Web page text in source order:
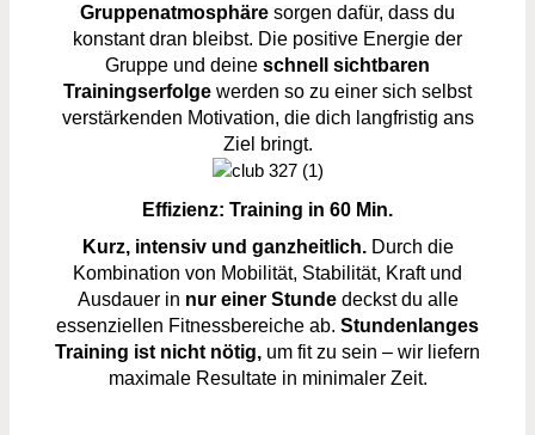
Gruppenatmosphäre sorgen dafür, dass du
konstant dran bleibst. Die positive Energie der
Gruppe und deine schnell sichtbaren
Trainingserfolge werden so zu einer sich selbst
verstärkenden Motivation, die dich langfristig ans
Ziel bringt.
Effizienz: Training in 60 Min
Kurz, intensiv und ganzheitlich.Durch die
Kombination von Mobilität, Stabilität, Kraft und
Ausdauer in nur einer Stundedeckst du alle
essenziellen Fitnessbereiche ab. Stundenlanges
Training ist nicht nötig, um fit zu sein – wir liefern
maximale Resultate in minimaler Zeit.